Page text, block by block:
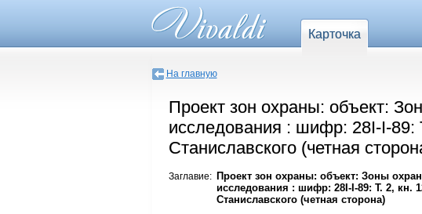
Карточка
На главную
Проект зон охраны: объект:
исследования : шифр: 28I-I-89:
Станиславского (четная
Заглавие: Проект зон охраны: объект: Зоны
исследования : шифр: 28I-I-89: Т. 2, кн.
Станиславского (четная сторона)